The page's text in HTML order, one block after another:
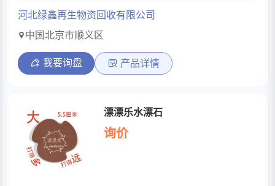
河北绿鑫再生物资回收有限公司
中国北京市顺义区
我要询盘 产品详情
漂漂乐水漂石
询价